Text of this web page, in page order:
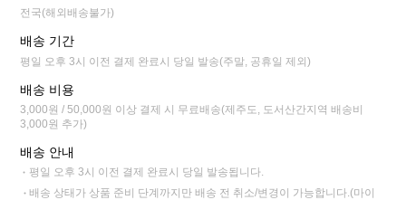
전국(해외배송불가)
배송 기간
평일 오후 3시 이전 결제 완료시 당일 발송(주말, 공휴일 제외)
배송 비용
3,000원 / 50,000원 이상 결제 시 무료배송(제주도, 도서산간지역 배송비
3,000원 추가)
배송 안내
평일 오후 3시 이전 결제 완료시 당일 발송됩니다.
배송 상태가 상품 준비 단계까지만 배송 전 취소/변경이 가능합니다.(마이